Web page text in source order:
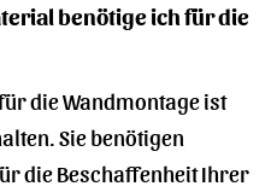
benötige ich für die
die Wandmontage ist
Sie benötigen
die Beschaffenheit Ihrer